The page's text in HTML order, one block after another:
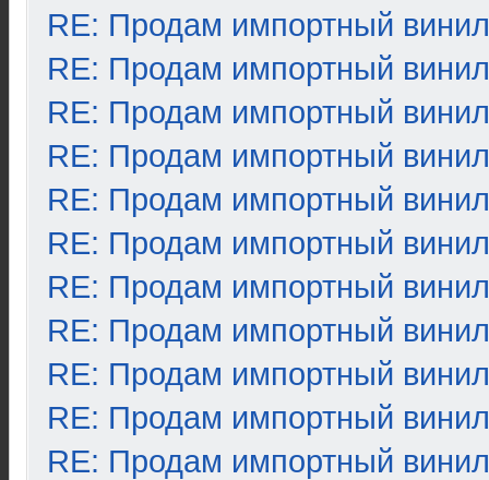
RE: Продам импортный винил
RE: Продам импортный винил
RE: Продам импортный винил
RE: Продам импортный винил
RE: Продам импортный винил
RE: Продам импортный винил
RE: Продам импортный винил
RE: Продам импортный винил
RE: Продам импортный винил
RE: Продам импортный винил
RE: Продам импортный винил